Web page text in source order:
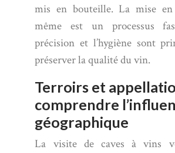
mis en bouteille. La mise
même est un processus
précision et l’hygiène sont
préserver la qualité du vin.
Terroirs et
comprendre
géographique
La visite de caves à vins